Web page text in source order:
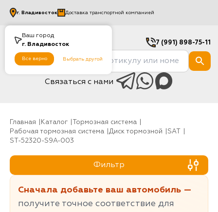
Ваш город
г. Владивосток
Все верно Выбрать другой
г. Владивосток Доставка транспортной компанией
7 (991) 898-75-11
Связаться с нами
Главная Каталог
Тормозная система
Рабочая тормозная система
Диск тормозной
SAT
ST-52320-S9A-003
Фильтр
Сначала добавьте ваш автомобиль —
получите точное соответствие для